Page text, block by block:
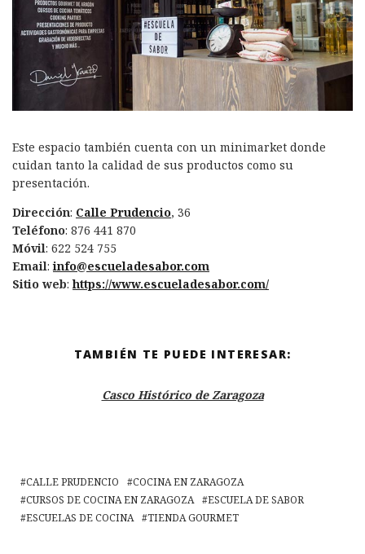
Este espacio también cuenta con un minimarket donde
cuidan tanto la calidad de sus productos como su
presentación.
Dirección: Calle Prudencio, 36
Teléfono: 876 441 870
Móvil: 622 524 755
Email:info@escueladesabor.com
Sitio web:https://www.escueladesabor.com/
TAMBIÉN TE PUEDE INTERESAR:
Casco Histórico de Zaragoza
CALLE PRUDENCIO
COCINA EN ZARAGOZA
CURSOS DE COCINA EN ZARAGOZA
ESCUELA DE SABOR
ESCUELAS DE COCINA
TIENDA GOURMET